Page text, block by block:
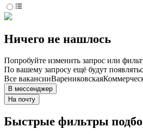
Ничего не нашлось
Попробуйте изменить запрос или
По вашему запросу ещё будут
Все вакансииВарениковская
В мессенджер
На почту
Быстрые фильтры